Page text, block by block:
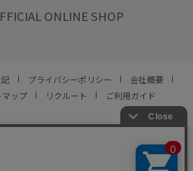
ONLINE SHOP
プライバシーポリシー
会社概要
ップ リクルート ご利用ガイド
ALL RIGHTS RESERVED.